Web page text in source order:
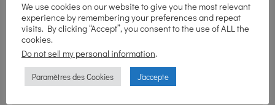
We use cookies on our website to give you the most relevant
experience by remembering your preferences and repeat
visits. By clicking “Accept”, you consent to the use of ALL the
cookies.
Do not sell my personal information.
Paramètres des Cookies J'accepte